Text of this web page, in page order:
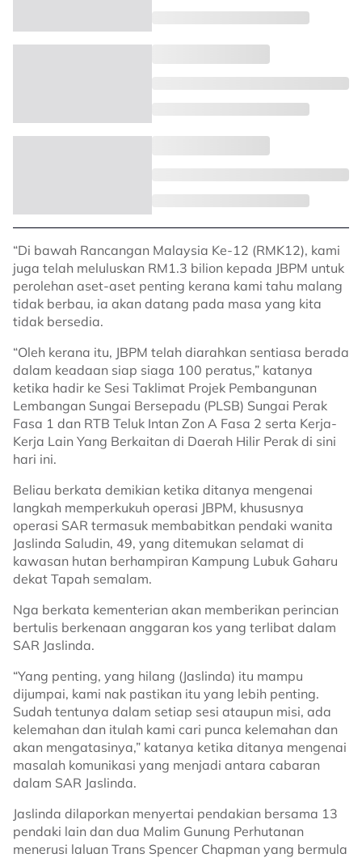
“Di bawah Rancangan Malaysia Ke-12 (RMK12), kami
juga telah meluluskan RM1.3 bilion kepada JBPM untuk
perolehan aset-aset penting kerana kami tahu malang
tidak berbau, ia akan datang pada masa yang kita
tidak bersedia.
“Oleh kerana itu, JBPM telah diarahkan sentiasa berada
dalam keadaan siap siaga 100 peratus,” katanya
ketika hadir ke Sesi Taklimat Projek Pembangunan
Lembangan Sungai Bersepadu (PLSB) Sungai Perak
Fasa 1 dan RTB Teluk Intan Zon A Fasa 2 serta Kerja-
Kerja Lain Yang Berkaitan di Daerah Hilir Perak di sini
hari ini.
Beliau berkata demikian ketika ditanya mengenai
langkah memperkukuh operasi JBPM, khususnya
operasi SAR termasuk membabitkan pendaki wanita
Jaslinda Saludin, 49, yang ditemukan selamat di
kawasan hutan berhampiran Kampung Lubuk Gaharu
dekat Tapah semalam.
Nga berkata kementerian akan memberikan perincian
bertulis berkenaan anggaran kos yang terlibat dalam
SAR Jaslinda.
“Yang penting, yang hilang (Jaslinda) itu mampu
dijumpai, kami nak pastikan itu yang lebih penting.
Sudah tentunya dalam setiap sesi ataupun misi, ada
kelemahan dan itulah kami cari punca kelemahan dan
akan mengatasinya,” katanya ketika ditanya mengenai
masalah komunikasi yang menjadi antara cabaran
dalam SAR Jaslinda.
Jaslinda dilaporkan menyertai pendakian bersama 13
pendaki lain dan dua Malim Gunung Perhutanan
menerusi laluan Trans Spencer Chapman yang bermula